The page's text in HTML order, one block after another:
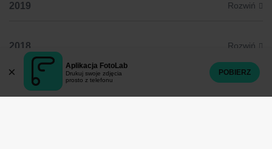
× Aplikacja FotoLab
Drukuj swoje zdjęcia
prosto z telefonu
POBIERZ
2019
2018
2017